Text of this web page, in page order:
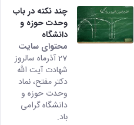
چند نکته در باب
وحدت حوزه و
دانشگاه
محتوای سایت
27 آذرماه سالروز
شهادت آیت الله
دکتر مفتح، نماد
وحدت حوزه و
دانشگاه گرامی
باد.